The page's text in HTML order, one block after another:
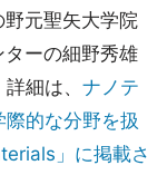
元聖矢大学院
ーの細野秀雄
細は、 ナノテ
的な分野を扱
」に掲載さ